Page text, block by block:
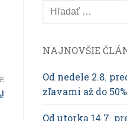
Hľadať:
NAJNOVŠIE
Od nedele 2.8.
zľavami až do
Od utorka 14.7.